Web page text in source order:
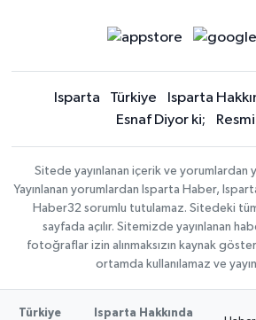
Isparta Türkiye Isparta
Esnaf Diyor ki;
Sitede yayınlanan içerik ve yorumlardan
Yayınlanan yorumlardan Isparta Haber,
Haber32 sorumlu tutulamaz. Sitedeki
sayfada açılır. Sitemizde yayınlanan
fotoğraflar izin alınmaksızın kaynak
ortamda kullanılamaz ve
Türkiye Isparta Hakkında